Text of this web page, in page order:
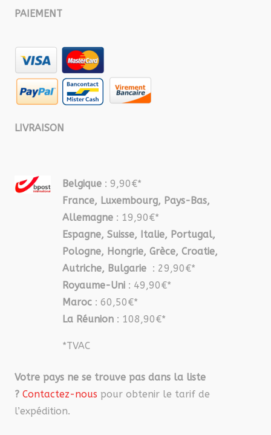
PAIEMENT
LIVRAISON
Belgique : 9,90€*
France, Luxembourg, Pays-Bas,
Allemagne : 19,90€*
Espagne, Suisse, Italie, Portugal,
Pologne, Hongrie, Grèce, Croatie,
Autriche, Bulgarie : 29,90€*
Royaume-Uni : 49,90€*
Maroc : 60,50€*
La Réunion : 108,90€*
*TVAC
Votre pays ne se trouve pas dans la liste
? Contactez-nous pour obtenir le tarif de
l’expédition.